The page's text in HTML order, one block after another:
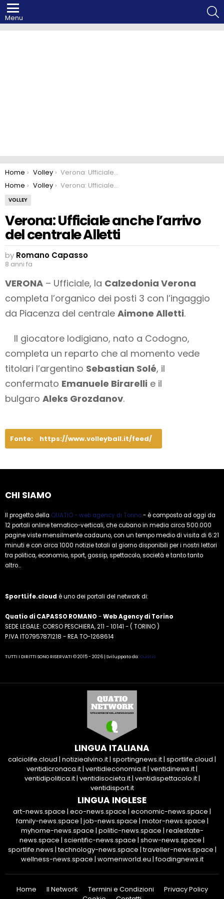
Menu
You are here:
Home Volley
Verona: Ufficiale anche l’arrivo del centrale Alletti
You are here:
Home Volley Verona: Ufficiale anche l’arrivo del centrale Alletti
VOLLEY
Verona: Ufficiale anche l’arrivo
del centrale Alletti
by Romano Capasso
8 anni fa
VERONA – Ufficiale, la Calzedonia Verona
completa l’organico dei posti 3 con l’ingaggio
da Piacenza del centrale Aimone Alletti.
Il giocatore lodigiano, nato a Codogno,
completa un reparto che al momento vede
titolari l’argentino Sebastian Solé, il
confermato Emanuele Birarelli e il
bulgaro Aleks Grozdanov.
Fonte: https://www.volleyball.it/feed/
CHI SIAMO
Il progetto della QUATIO - web agency di Torino- è composto ad oggi da
12 portali online tematico-verticali, che cubano in media circa 500.000
pagine viste mensilmente cadauno, con un tempo medio di visita di 6:21
minuti e con circa 1000 notizie totali al giorno disponibili per i nostri lettori
tra politica, economia, sport, gossip, spettacolo, società e tanto tanto
altro...
SportLife.cloud è uno dei portali del network di:
Quatio di CAPASSO ROMANO -Web Agency di Torino
SEDE LEGALE: CORSO PESCHIERA, 211 - 10141 - ( TORINO )
P.IVA IT07957871218 - REA TO-1268614
TUTTI I DIRITTI SONO RISERVATI © 2015 - 2026 | Sviluppato da:Quatio
LINGUA ITALIANA
calciolife.cloud | notiziealvino.it| sportingnews.it| sportlife.cloud |
ventidicronaca.it| ventidieconomia.it| ventidinews.it|
ventidipolitica.it| ventidisocieta.it| ventidispettacolo.it|
ventidisport.it
LINGUA INGLESE
art-news.space | eco-news.space | economic-news.space |
family-news.space | job-news.space | motor-news.space |
myhome-news.space | politic-news.space | realestate-
news.space | scientific-news.space | show-news.space |
sportlife.news |technology-news.space |traveller-news.space |
wellness-news.space | womenworld.eu |foodingnews.it
Home Il Network Termini e Condizioni
Privacy Policy